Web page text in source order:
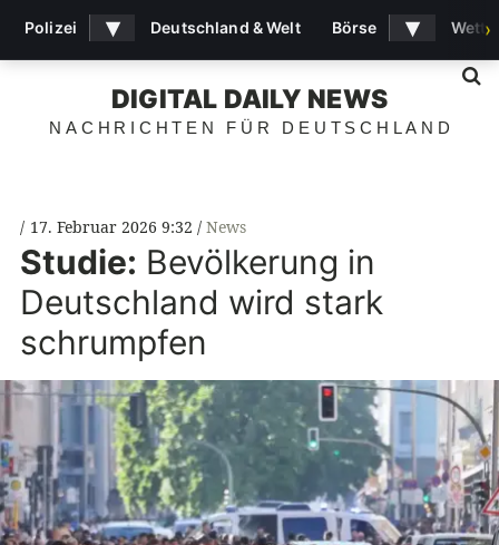
DIGITAL DAILY NEWS
NACHRICHTEN FÜR DEUTSCHLAND
17. Februar 2026 9:32 News
Studie: Bevölkerung in
Deutschland wird stark
schrumpfen
Polizei ▾ Deutschland & Welt Börse ▾ ›